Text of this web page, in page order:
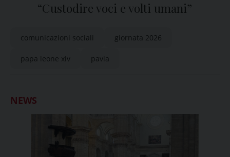
“Custodire voci e volti umani”
comunicazioni sociali giornata 2026
papa leone xiv pavia
NEWS